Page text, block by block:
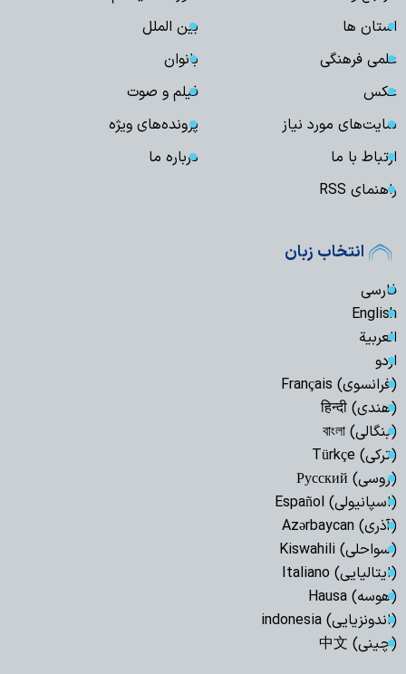
استان ها
بین الملل
علمی فرهنگی
بانوان
عکس
فیلم و صوت
سایت‌های مورد نیاز
پرونده‌های ویژه
ارتباط با ما
درباره ما
راهنمای RSS
انتخاب زبان
فارسی
English
العربیة
اردو
(فرانسوی) Français
(هندی) हिन्दी
(بنگالی) বাংলা
(ترکی) Türkçe
(روسی) Русский
(اسپانیولی) Español
(آذری) Azərbaycan
(سواحلی) Kiswahili
(ایتالیایی) Italiano
(هوسه) Hausa
(اندونزیایی) indonesia
(چینی) 中文